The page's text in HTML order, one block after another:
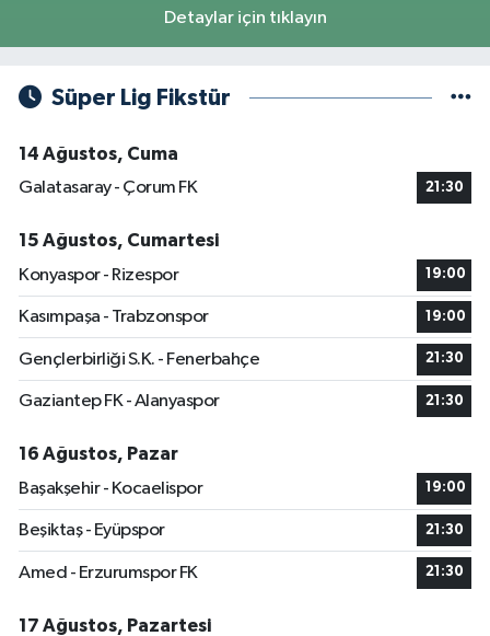
Detaylar için tıklayın
Süper Lig Fikstür
14 Ağustos, Cuma
Galatasaray - Çorum FK
21:30
15 Ağustos, Cumartesi
Konyaspor - Rizespor
19:00
Kasımpaşa - Trabzonspor 19:00
Gençlerbirliği S.K. - Fenerbahçe 21:30
Gaziantep FK - Alanyaspor 21:30
16 Ağustos, Pazar
Başakşehir - Kocaelispor
19:00
Beşiktaş - Eyüpspor 21:30
Amed - Erzurumspor FK 21:30
17 Ağustos, Pazartesi